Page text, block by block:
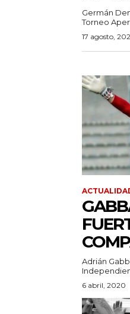
Germán
Torneo
17 agosto,
Adrián
6 abril, 2020